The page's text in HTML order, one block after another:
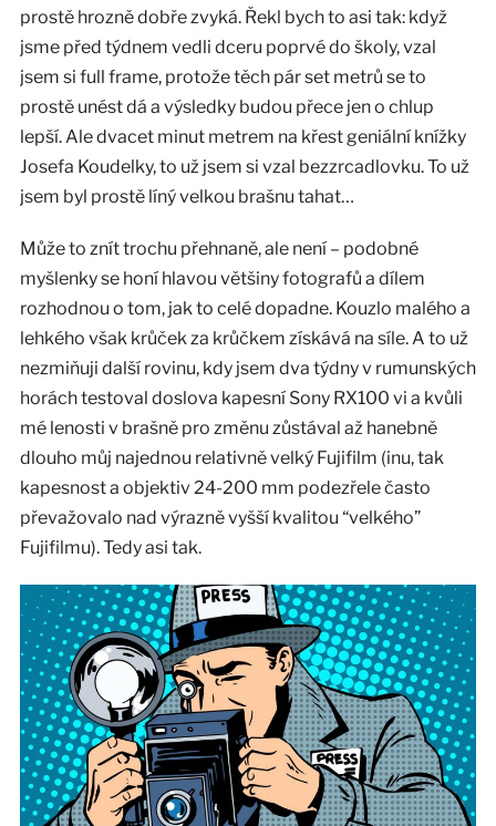
prostě hrozně dobře zvyká. Řekl bych to asi tak: když
jsme před týdnem vedli dceru poprvé do školy, vzal
jsem si full frame, protože těch pár set metrů se to
prostě unést dá a výsledky budou přece jen o chlup
lepší. Ale dvacet minut metrem na křest geniální knížky
Josefa Koudelky, to už jsem si vzal bezzrcadlovku. To už
jsem byl prostě líný velkou brašnu tahat…
Může to znít trochu přehnaně, ale není – podobné
myšlenky se honí hlavou většiny fotografů a dílem
rozhodnou o tom, jak to celé dopadne. Kouzlo malého a
lehkého však krůček za krůčkem získává na síle. A to už
nezmiňuji další rovinu, kdy jsem dva týdny v rumunských
horách testoval doslova kapesní Sony RX100 vi a kvůli
mé lenosti v brašně pro změnu zůstával až hanebně
dlouho můj najednou relativně velký Fujifilm (inu, tak
kapesnost a objektiv 24-200 mm podezřele často
převažovalo nad výrazně vyšší kvalitou “velkého”
Fujifilmu). Tedy asi tak.